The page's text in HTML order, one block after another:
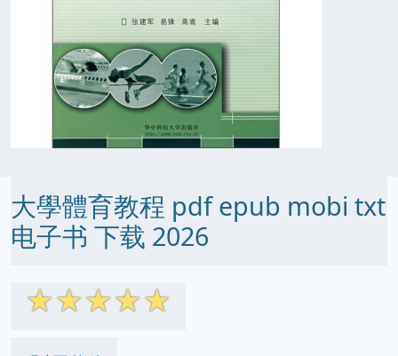
大學體育教程 pdf epub mobi txt
电子书 下载 2026
☆☆☆☆☆